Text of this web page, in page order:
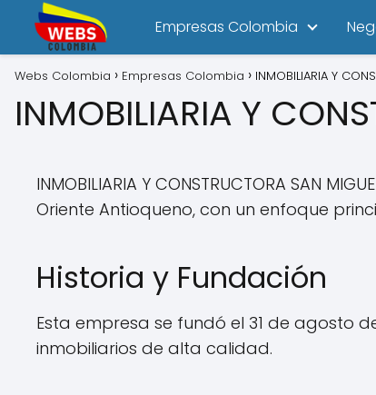
Empresas Colombia
Webs Colombia Empresas Colombia INMOBILIARIA Y
INMOBILIARIA Y
INMOBILIARIA Y CONSTRUCTORA SAN
Oriente Antioqueno, con un enfoque
Historia y Fundación
Esta empresa se fundó el 31 de agosto
inmobiliarios de alta calidad.